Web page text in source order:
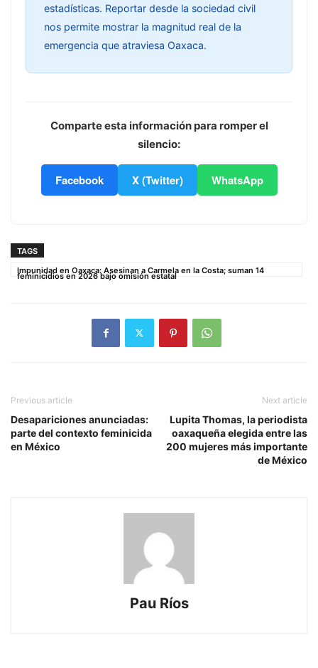
estadísticas. Reportar desde la sociedad civil
nos permite mostrar la magnitud real de la
emergencia que atraviesa Oaxaca.
Comparte esta información para romper el
silencio:
Facebook X (Twitter) WhatsApp
TAGS
Impunidad en Oaxaca: Asesinan a Carmela en la Costa; suman 14
feminicidios en 2026 bajo omisión estatal
Previous article
Desapariciones anunciadas:
parte del contexto feminicida
en México
Next article
Lupita Thomas, la periodista
oaxaqueña elegida entre las
200 mujeres más importante
de México
Pau Ríos